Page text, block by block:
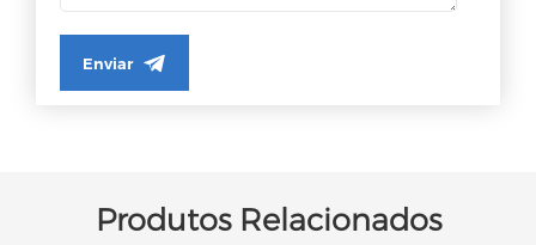
Enviar
Produtos Relacionados